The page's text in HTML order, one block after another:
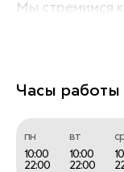
Мы стремимся
наших
Часы работы
пн
10:00
22:00
вт
10:00
22:00